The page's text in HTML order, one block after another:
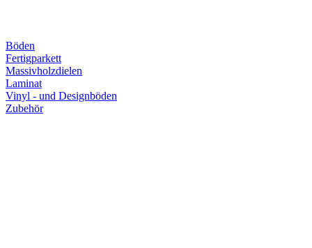
Böden
Fertigparkett
Massivholzdielen
Laminat
Vinyl - und Designböden
Zubehör